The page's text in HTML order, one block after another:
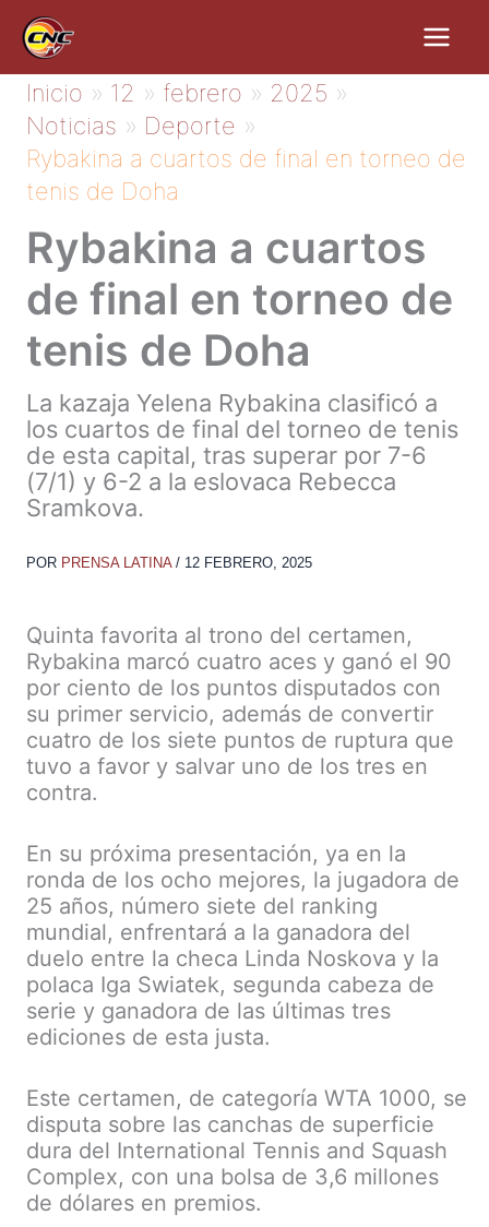
contenido
Inicio 12 febrero
2025
Noticias
Deporte
Rybakina a cuartos de final en torneo de
tenis de Doha
Rybakina a cuartos
de final en torneo de
tenis de Doha
La kazaja Yelena Rybakina clasificó a
los cuartos de final del torneo de tenis
de esta capital, tras superar por 7-6
(7/1) y 6-2 a la eslovaca Rebecca
Sramkova.
POR PRENSA LATINA / 12 FEBRERO, 2025
Quinta favorita al trono del certamen,
Rybakina marcó cuatro aces y ganó el 90
por ciento de los puntos disputados con
su primer servicio, además de convertir
cuatro de los siete puntos de ruptura que
tuvo a favor y salvar uno de los tres en
contra.
En su próxima presentación, ya en la
ronda de los ocho mejores, la jugadora de
25 años, número siete del ranking
mundial, enfrentará a la ganadora del
duelo entre la checa Linda Noskova y la
polaca Iga Swiatek, segunda cabeza de
serie y ganadora de las últimas tres
ediciones de esta justa.
Este certamen, de categoría WTA 1000, se
disputa sobre las canchas de superficie
dura del International Tennis and Squash
Complex, con una bolsa de 3,6 millones
de dólares en premios.